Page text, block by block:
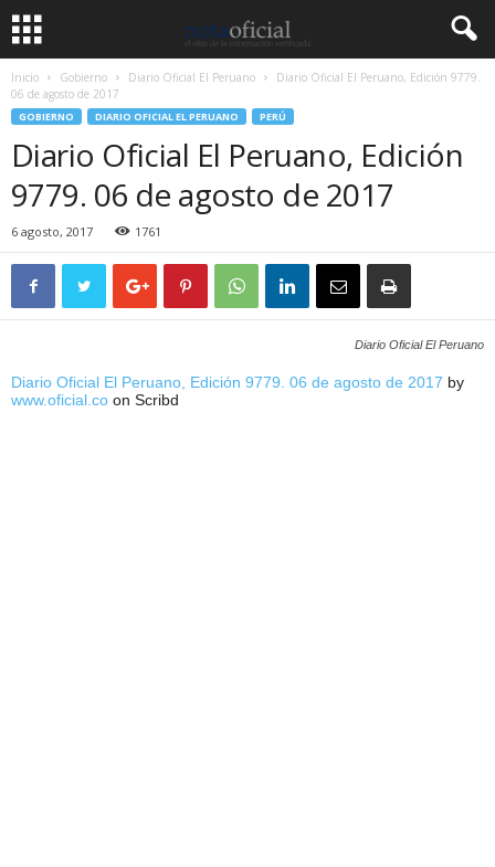
Inicio Gobierno Diario Oficial El Peruano
Diario Oficial El Peruano, Edición 9779.
06 de agosto de 2017
GOBIERNO DIARIO OFICIAL EL PERUANO PERÚ
Diario Oficial El Peruano, Edición
9779. 06 de agosto de 2017
6 agosto, 2017 1761
Diario Oficial El Peruano
Diario Oficial El Peruano, Edición 9779. 06 de agosto de 2017 by
www.oficial.co on Scribd